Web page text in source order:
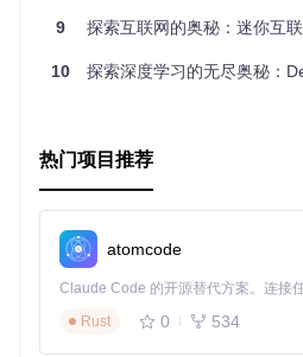
9 探索互联网的奥秘：迷你互
10 探索深度学习的无尽奥秘：
热门项目推荐
atomcode
Rust
0 534